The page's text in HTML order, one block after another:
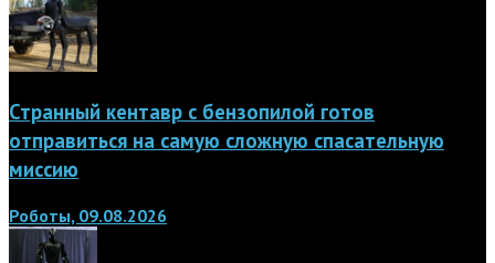
Странный кентавр с бензопилой готов
отправиться на самую сложную спасательную
миссию
Роботы, 09.08.2026